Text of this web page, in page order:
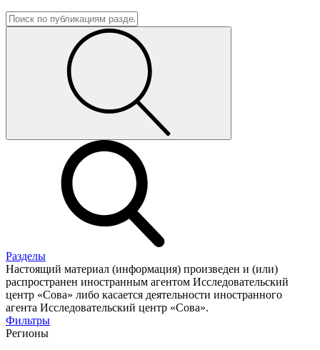
Разделы
Настоящий материал (информация) произведен и (или)
распространен иностранным агентом Исследовательский
центр «Сова» либо касается деятельности иностранного
агента Исследовательский центр «Сова».
Фильтры
Регионы